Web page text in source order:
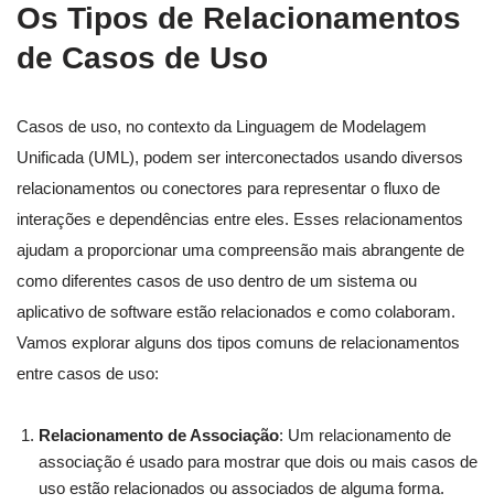
Os Tipos de Relacionamentos
de Casos de Uso
Casos de uso, no contexto da Linguagem de Modelagem
Unificada (UML), podem ser interconectados usando diversos
relacionamentos ou conectores para representar o fluxo de
interações e dependências entre eles. Esses relacionamentos
ajudam a proporcionar uma compreensão mais abrangente de
como diferentes casos de uso dentro de um sistema ou
aplicativo de software estão relacionados e como colaboram.
Vamos explorar alguns dos tipos comuns de relacionamentos
entre casos de uso:
Relacionamento de Associação: Um relacionamento de
associação é usado para mostrar que dois ou mais casos de
uso estão relacionados ou associados de alguma forma.